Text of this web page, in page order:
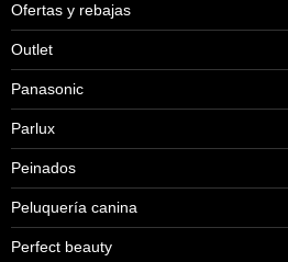
Ofertas y rebajas
Outlet
Panasonic
Parlux
Peinados
Peluquería canina
Perfect beauty